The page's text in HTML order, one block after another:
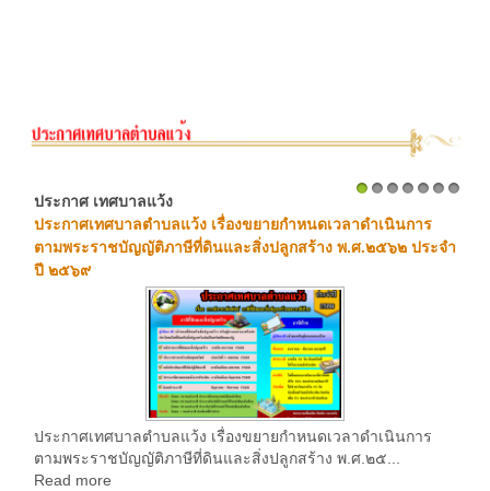
ประกาศ เทศบาลแว้ง
ประกาศเทศบาลตำบลแว้ง เรื่องขยายกำหนดเวลาดำเนินการ
ตามพระราชบัญญัติภาษีที่ดินและสิ่งปลูกสร้าง พ.ศ.๒๕๖๒ ประจำ
ปี ๒๕๖๙
ประกาศเทศบาลตำบลแว้ง เรื่องขยายกำหนดเวลาดำเนินการ
ตามพระราชบัญญัติภาษีที่ดินและสิ่งปลูกสร้าง พ.ศ.๒๕...
Read more